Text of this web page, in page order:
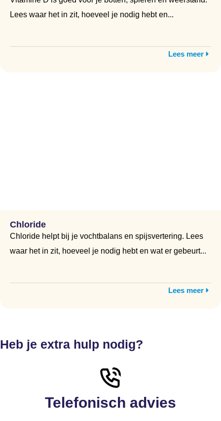
Lees waar het in zit, hoeveel je nodig hebt en...
Lees meer
Chloride
Chloride helpt bij je vochtbalans en spijsvertering. Lees
waar het in zit, hoeveel je nodig hebt en wat er gebeurt...
Lees meer
Heb je extra hulp nodig?
Telefonisch advies